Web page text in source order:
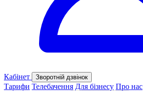
Кабінет Зворотній дзвінок
Тарифи Телебачення Для бізнесу Про нас